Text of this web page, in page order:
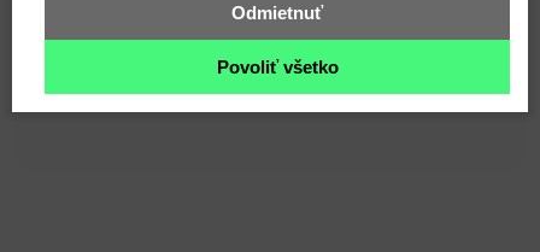
(prosím kontaktujte ma mailom alebo správou na
Veľkost je cca 20cm.
Odmietnuť
Povoliť všetko